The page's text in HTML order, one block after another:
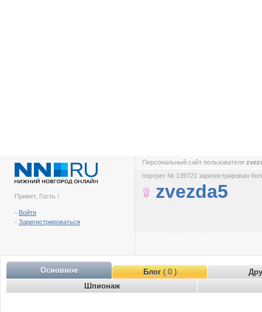
Привет, Гость !
- Войти
- Зарегистрироваться
Персональный сайт пользователя
портрет № 139721 зарегистрирован
zvezda5
Основное Блог( 0 )
Шпионаж